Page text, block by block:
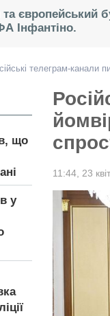
європейський
Інфантіно.
телеграм-канали
що
у
11:44, 23